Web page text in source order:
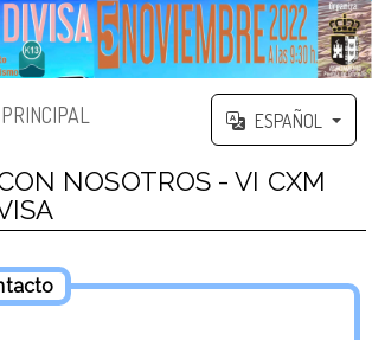
ESPAÑOL
NOSOTROS - VI CXM